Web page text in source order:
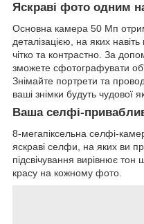
Яскраві фото одним
Основна камера 50 Мп
деталізацією, на яких
чітко та контрастно. За
зможете сфотографувати
Знімайте портрети та
ваші знімки будуть чудової
Ваша селфі-
8-мегапіксельна селфі-
яскраві селфи, на яких ви
підсвічування вирівнює
красу на кожному фото.